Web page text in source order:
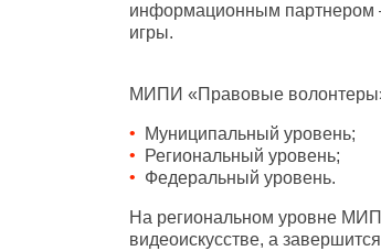
информационным партнером
игры.
МИПИ «Правовые
Муниципальный уровень;
Региональный уровень;
Федеральный уровень.
На региональном уровне
видеоискусстве, а